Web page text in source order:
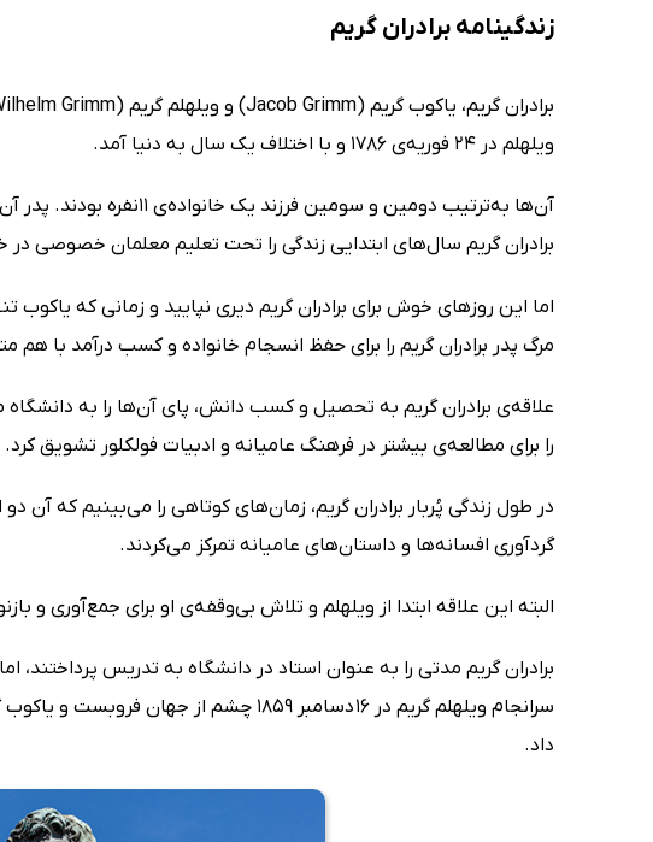
زندگینامه برادران گریم
ویلهلم در 24 فوریه‌ی 1786 و با اختلاف یک سال به دنیا آمد.
آن‌ها به‌ترتیب دومین و
برادران گریم سال‌های ابتدایی زندگی را تحت تعلیم معلمان خصوصی در
مرگ پدر برادران گریم را برای حفظ انسجام خانواده و کسب درآمد با
علاقه‌ی برادران گریم به تحصیل و کسب دانش، پای آن‌ها را به دانشگاه
را برای مطالعه‌ی بیشتر در فرهنگ عامیانه و ادبیات فولکلور تشویق کرد.
در طول زندگی پُربار برادران گریم، زمان‌های کوتاهی را می‌بینیم که
گردآوری افسانه‌ها و داستان‌های عامیانه تمرکز می‌کردند.
البته این علاقه ابتدا از ویلهلم و تلاش بی‌وقفه‌ی او برای جمع‌آوری
برادران گریم مدتی را به عنوان استاد در دانشگاه به تدریس پرداختند،
داد.